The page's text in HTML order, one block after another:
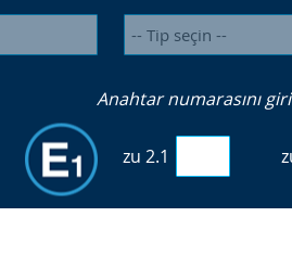
Anahtar numarasını
zu 2.1